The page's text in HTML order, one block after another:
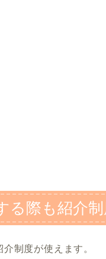
る際も紹介
制度が使えます。